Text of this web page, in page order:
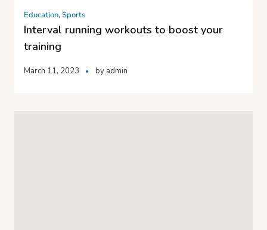
Education,Sports
Interval running workouts to boost your
training
March 11, 2023 by admin